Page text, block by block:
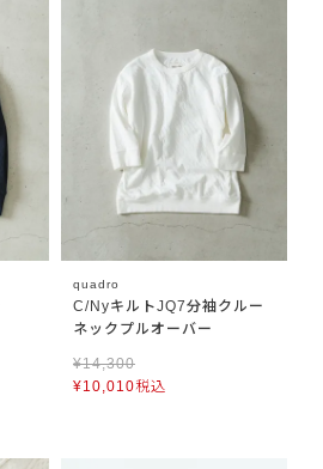
quadro
C/NyキルトJQ7分袖クルー
ネックプルオーバー
¥14,300
¥10,010税込